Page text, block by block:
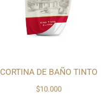
$10.000
CORTINA DE BAÑO TINTO